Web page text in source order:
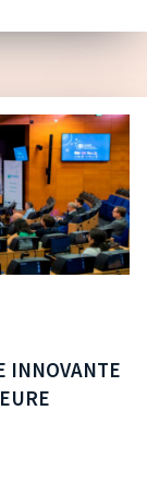
INNOVANTE